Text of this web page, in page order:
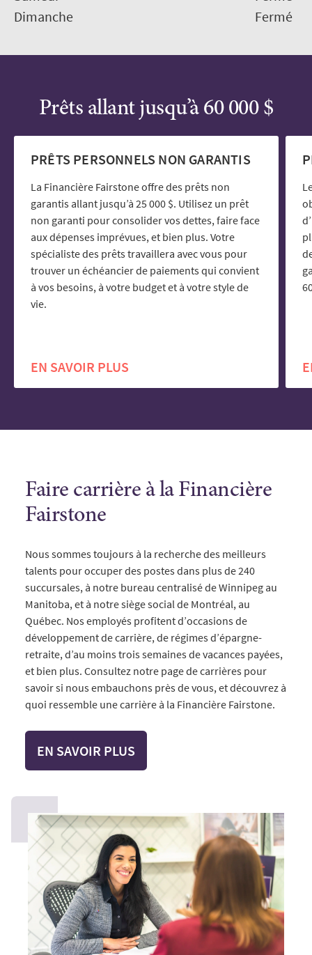
Dimanche
Fermé
Prêts allant jusqu’à 60 000 $
PRÊTS PERSONNELS NON GARANTIS
La Financière Fairstone offre des prêts non
garantis allant jusqu’à 25 000 $. Utilisez un prêt
non garanti pour consolider vos dettes, faire face
aux dépenses imprévues, et bien plus. Votre
spécialiste des prêts travaillera avec vous pour
trouver un échéancier de paiements qui convient
à vos besoins, à votre budget et à votre style de
vie.
EN SAVOIR PLUS
Faire carrière à la Financière
Fairstone
Nous sommes toujours à la recherche des meilleurs
talents pour occuper des postes dans plus de 240
succursales, à notre bureau centralisé de Winnipeg au
Manitoba, et à notre siège social de Montréal, au
Québec. Nos employés profitent d’occasions de
développement de carrière, de régimes d’épargne-
retraite, d’au moins trois semaines de vacances payées,
et bien plus. Consultez notre page de carrières pour
savoir si nous embauchons près de vous, et découvrez à
quoi ressemble une carrière à la Financière Fairstone.
EN SAVOIR PLUS